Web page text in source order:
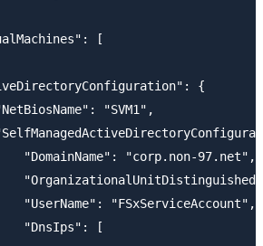
[
{
"SVM1",
"DomainName": "corp.non-97.net",
"UserName": "FSxServiceAccount",
"DnsIps": [